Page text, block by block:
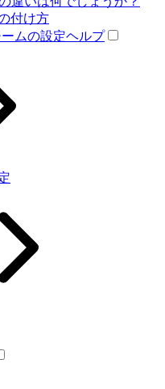
付け方
ムの設定ヘルプ